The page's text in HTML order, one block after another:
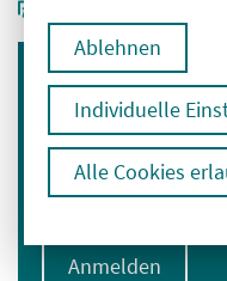
Ablehnen
Individuelle
Alle Cookies
Immer
Melden Sie sich für
E-Mail-Adresse
Anmelden